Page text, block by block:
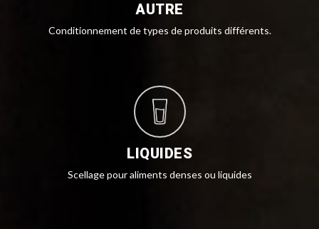
AUTRE
Conditionnement de types de produits différents.
LIQUIDES
Scellage pour aliments denses ou liquides